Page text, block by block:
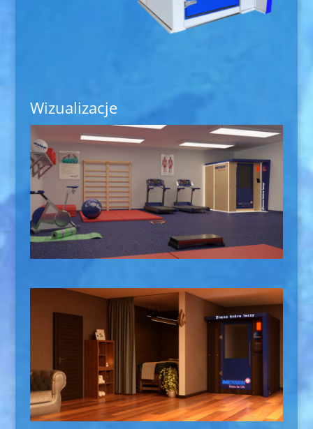
Wizualizacje